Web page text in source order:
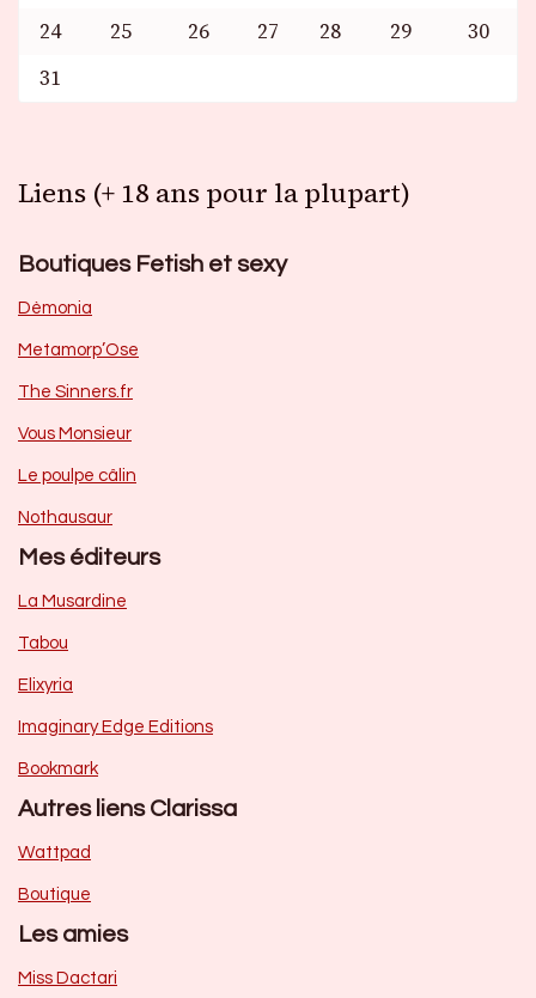
24
25 26 27 28 29
30
31
Liens (+ 18 ans pour la plupart)
Boutiques Fetish et sexy
Dèmonia
Metamorp’Ose
The Sinners.fr
Vous Monsieur
Le poulpe câlin
Nothausaur
Mes éditeurs
La Musardine
Tabou
Elixyria
Imaginary Edge Editions
Bookmark
Autres liens Clarissa
Wattpad
Boutique
Les amies
Miss Dactari